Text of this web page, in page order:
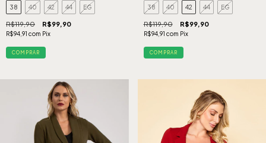
38 40 42 44 EG
R$119,90 R$99,90
R$94,91 com Pix
COMPRAR
38 40 42 44 EG
R$119,90 R$99,90
R$94,91 com Pix
COMPRAR